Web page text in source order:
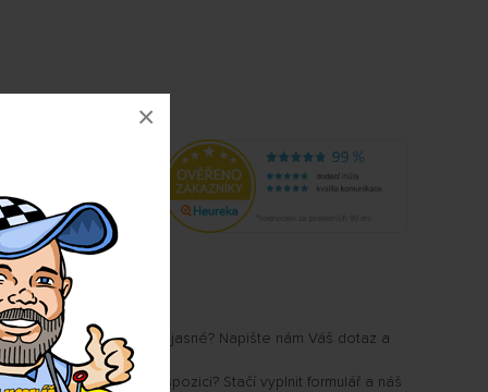
×
Vám některé parametry jasné? Napište nám Váš dotaz a
kdy produkt bude k dispozici? Stačí vyplnit formulář a náš